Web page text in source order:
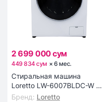
2 699 000 сум
449 834 сум ×6 мес.
Стиральная машина
Loretto LW-6007BLDC-W 6
кг
Бренд: Loretto